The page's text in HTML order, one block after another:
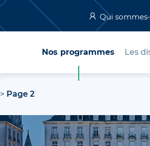
Qui
Nos programmes Les
> Page 2